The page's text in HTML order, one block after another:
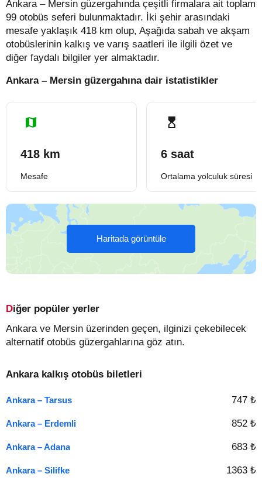
Ankara – Mersin güzergahında çeşitli firmalara ait toplam
99 otobüs seferi bulunmaktadır. İki şehir arasındaki
mesafe yaklaşık 418 km olup, Aşağıda sabah ve akşam
otobüslerinin kalkış ve varış saatleri ile ilgili özet ve
diğer faydalı bilgiler yer almaktadır.
Ankara – Mersin güzergahına dair istatistikler
418 km
Mesafe
6 saat
Ortalama yolculuk süresi
Haritada görüntüle
Diğer popüler yerler
Ankara ve Mersin üzerinden geçen, ilginizi çekebilecek
alternatif otobüs güzergahlarına göz atın.
Ankara kalkış otobüs biletleri
Ankara – Tarsus 747 ₺
Ankara – Erdemli 852 ₺
Ankara – Adana 683 ₺
Ankara – Silifke 1363 ₺